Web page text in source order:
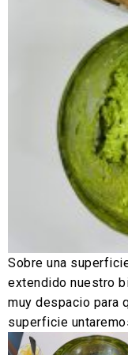
Sobre una
extendido nuestro
muy despacio para
superficie